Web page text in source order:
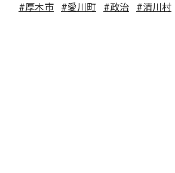
#厚木市 #愛川町 #政治 #清川村